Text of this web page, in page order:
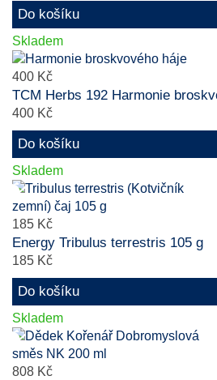
Do košíku
Skladem
400 Kč
TCM Herbs 192 Harmonie
400 Kč
Do košíku
Skladem
185 Kč
Energy Tribulus terrestris 105 g
185 Kč
Do košíku
Skladem
808 Kč